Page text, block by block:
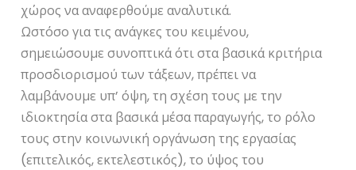
χώρος να αναφερθούμε αναλυτικά.
Ωστόσο για τις ανάγκες του κειμένου,
σημειώσουμε συνοπτικά ότι στα βασικά κριτήρια
προσδιορισμού των τάξεων, πρέπει να
λαμβάνουμε υπ’ όψη, τη σχέση τους με την
ιδιοκτησία στα βασικά μέσα παραγωγής, το ρόλο
τους στην κοινωνική οργάνωση της εργασίας
(επιτελικός, εκτελεστικός), το ύψος του